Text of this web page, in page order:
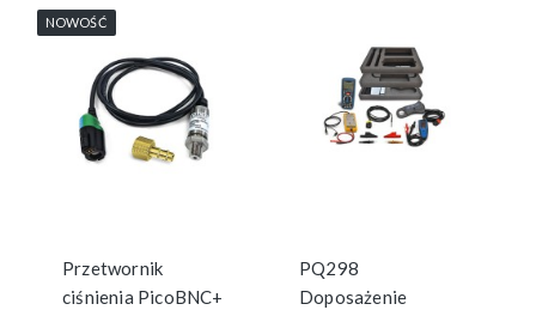
Przetwornik
ciśnienia PicoBNC+
NOWOŚĆ
PQ298
Doposażenie